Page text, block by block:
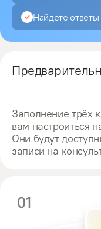
Найдете
Заполнение трёх
вам настроиться
Они будут
записи на